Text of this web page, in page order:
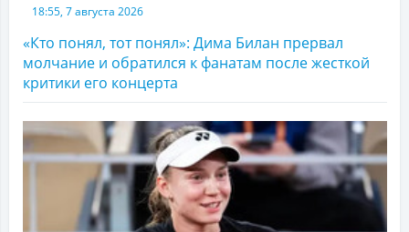
18:55, 7 августа 2026
«Кто понял, тот понял»: Дима Билан прервал
молчание и обратился к фанатам после жесткой
критики его концерта